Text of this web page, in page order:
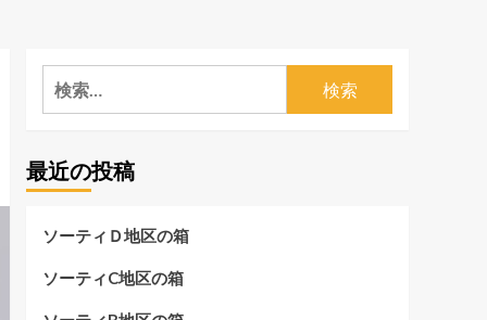
検
索:
最近の投稿
ソーティＤ地区の箱
ソーティC地区の箱